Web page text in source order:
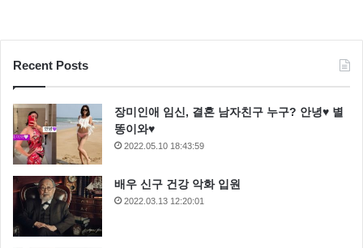
두 사람의 이야기에 MC 들은 남편 이남용의 손을 들어
줬는데요
Recent Posts
장미인애 임신, 결혼 남자친구 누구? 안녕♥ 별
똥이와♥
2022.05.10 18:43:59
배우 신구 건강 악화 입원
2022.03.13 12:20:01